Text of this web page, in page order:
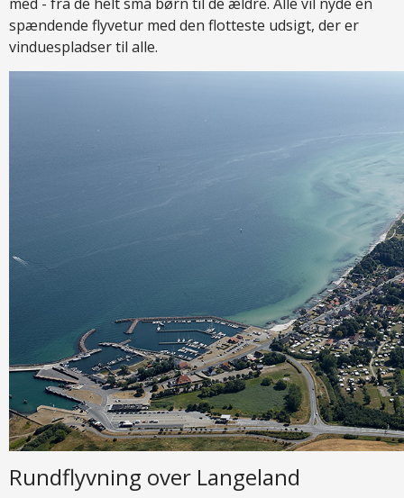
spændende flyvetur med den flotteste udsigt, der er
vinduespladser til alle.
Rundflyvning over Langeland